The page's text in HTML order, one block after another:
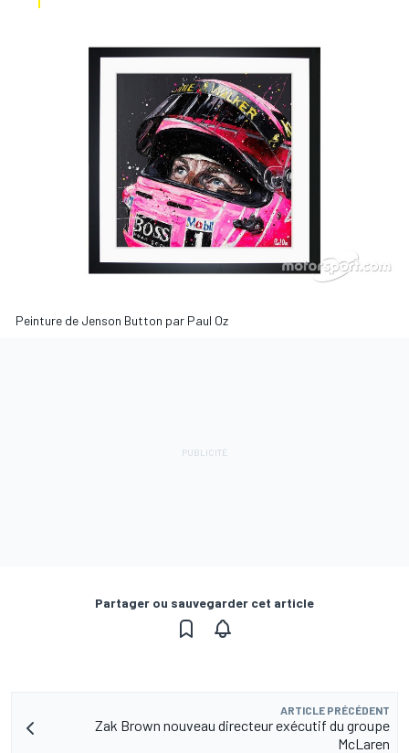
Peinture de Jenson Button par Paul Oz
Partager ou sauvegarder cet article
ARTICLE PRÉCÉDENT
Zak Brown nouveau directeur exécutif du groupe
McLaren